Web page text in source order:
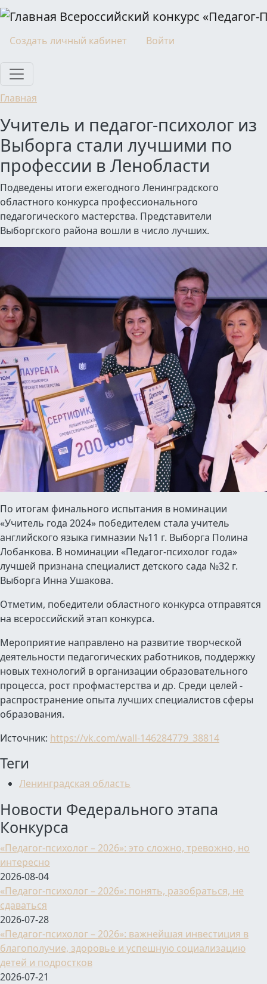
Перейти к основному содержанию
Всероссийский конкурс «Педагог-
Моя учетная запись
Создать личный кабинет Войти
Главная
Учитель и педагог-психолог из
Выборга стали лучшими по
профессии в Ленобласти
Подведены итоги ежегодного Ленинградского
областного конкурса профессионального
педагогического мастерства. Представители
Выборгского района вошли в число лучших.
По итогам финального испытания в номинации
«Учитель года 2024» победителем стала учитель
английского языка гимназии №11 г. Выборга Полина
Лобанкова. В номинации «Педагог-психолог года»
лучшей признана специалист детского сада №32 г.
Выборга Инна Ушакова.
Отметим, победители областного конкурса отправятся
на всероссийский этап конкурса.
Мероприятие направлено на развитие творческой
деятельности педагогических работников, поддержку
новых технологий в организации образовательного
процесса, рост профмастерства и др. Среди целей -
распространение опыта лучших специалистов сферы
образования.
Источник: https://vk.com/wall-146284779_38814
Теги
Ленинградская область
Новости Федерального этапа
Конкурса
«Педагог-психолог – 2026»: это сложно, тревожно, но
интересно
2026-08-04
«Педагог-психолог – 2026»: понять, разобраться, не
сдаваться
2026-07-28
«Педагог-психолог – 2026»: важнейшая инвестиция в
благополучие, здоровье и успешную социализацию
детей и подростков
2026-07-21